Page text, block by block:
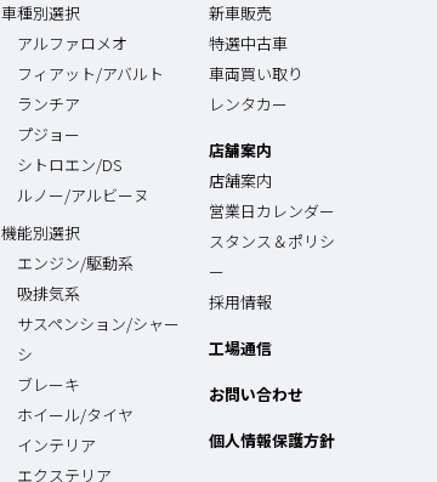
車種別選択
アルファロメオ
フィアット/アバルト
ランチア
プジョー
シトロエン/DS
ルノー/アルビーヌ
機能別選択
エンジン/駆動系
吸排気系
サスペンション/シャー
シ
ブレーキ
ホイール/タイヤ
インテリア
エクステリア
新車販売
特選中古車
車両買い取り
レンタカー
店舗案内
店舗案内
営業日カレンダー
スタンス＆ポリシ
ー
採用情報
工場通信
お問い合わせ
個人情報保護方針